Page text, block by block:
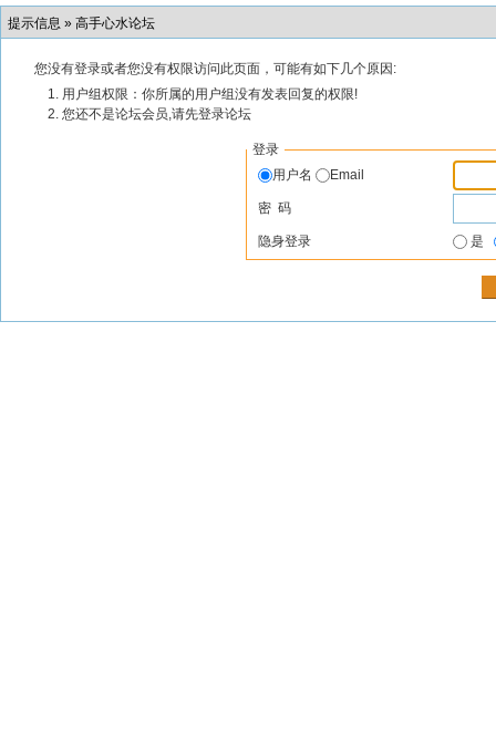
提示信息 » 高手心水论坛
您没有登录或者您没有权限访问此页面，可能有如下几个原因:
用户组权限：你所属的用户组没有发表回复的权限!
您还不是论坛会员,请先登录论坛
登录
用户名
Email
密 码
隐身登录 是